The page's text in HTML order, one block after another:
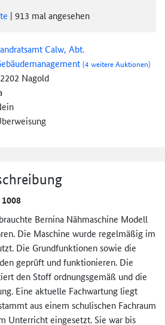
| 913 mal angesehen
Calw, Abt.
(4 weitere Auktionen)
Nagold
Bernina Nähmaschine Modell
Die Maschine wurde regelmäßig im
Die Grundfunktionen sowie die
geprüft und funktionieren. Die
den Stoff ordnungsgemäß und die
Eine aktuelle Fachwartung liegt
aus einem schulischen Fachraum
Unterricht eingesetzt. Sie war bis